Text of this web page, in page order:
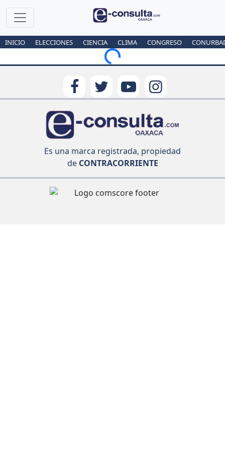
INICIO ELECCIONES CIENCIA CLIMA CONGRESO
Loading...
Es una marca registrada, propiedad
deCONTRACORRIENTE